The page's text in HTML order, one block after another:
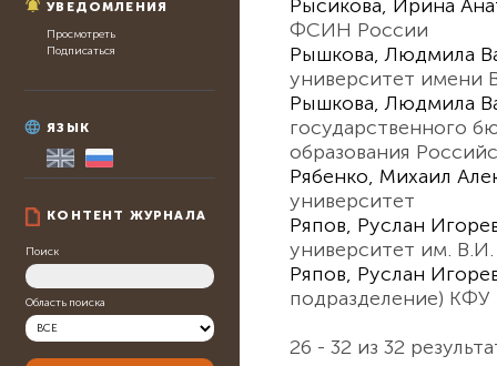
УВЕДОМЛЕНИЯ
Просмотреть
Подписаться
ЯЗЫК
КОНТЕНТ ЖУРНАЛА
Поиск
Область поиска
Рысикова, Ирина
ФСИН России
Рышкова, Людмила
университет имени
Рышкова, Людмила
государственного
образования
Рябенко, Михаил
университет
Ряпов, Руслан
университет им.
Ряпов, Руслан
подразделение)
26 - 32 из 32